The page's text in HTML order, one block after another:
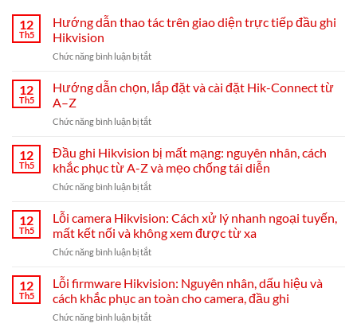
12
Th5
Hướng dẫn thao tác trên giao diện trực tiếp đầu ghi
Hikvision
Chức năng bình luận bị tắtở
dẫn
thao
trên
diện
trực
đầu
Hikvision
12
Th5
Hướng dẫn chọn, lắp đặt và cài đặt Hik-Connect từ
A–Z
Chức năng bình luận bị tắtở
dẫn
chọn,
lắp
đặt
cài
đặt
Hik-
Connect
A–
Z
12
Th5
Đầu ghi Hikvision bị mất mạng: nguyên nhân, cách
khắc phục từ A-Z và mẹo chống tái diễn
Chức năng bình luận bị tắtở
Hikvision
bị
mất
nguyên
nhân,
khắc
12
Th5
Lỗi camera Hikvision: Cách xử lý nhanh ngoại tuyến,
mất kết nối và không xem được từ xa
Chức năng bình luận bị tắtở
camera
Hikvision:
Cách
xử
12
Th5
Lỗi firmware Hikvision: Nguyên nhân, dấu hiệu và
cách khắc phục an toàn cho camera, đầu ghi
Chức năng bình luận bị tắtở